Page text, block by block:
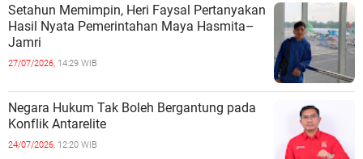
Setahun Memimpin, Heri Faysal Pertanyakan
Hasil Nyata Pemerintahan Maya Hasmita–
Jamri
27/07/2026, 14:29 WIB
Negara Hukum Tak Boleh Bergantung pada
Konflik Antarelite
24/07/2026, 12:20 WIB